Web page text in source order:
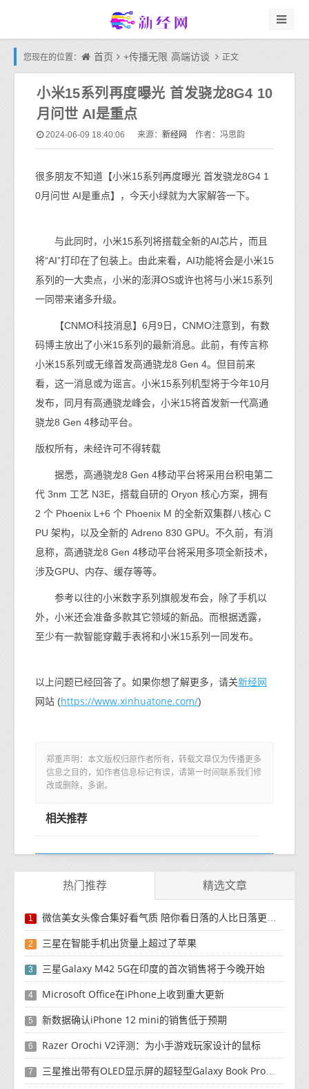
您现在的位置： 首页 +传播无限 高端访谈 正文
小米15系列再度曝光 首发骁龙8G4 10
月问世 AI是重点
2024-06-09 18:40:06 来源： 新经网 作者：冯思韵
很多朋友不知道【小米15系列再度曝光 首发骁龙8G4 1
0月问世 AI是重点】，今天小绿就为大家解答一下。
与此同时，小米15系列将搭载全新的AI芯片，而且
将“AI”打印在了包装上。由此来看，AI功能将会是小米15
系列的一大卖点，小米的澎湃OS或许也将与小米15系列
一同带来诸多升级。
【CNMO科技消息】6月9日，CNMO注意到，有数
码博主放出了小米15系列的最新消息。此前，有传言称
小米15系列或无缘首发高通骁龙8 Gen 4。但目前来
看，这一消息或为谣言。小米15系列机型将于今年10月
发布，同月有高通骁龙峰会，小米15将首发新一代高通
骁龙8 Gen 4移动平台。
版权所有，未经许可不得转载
据悉，高通骁龙8 Gen 4移动平台将采用台积电第二
代 3nm 工艺 N3E，搭载自研的 Oryon 核心方案，拥有
2 个 Phoenix L+6 个 Phoenix M 的全新双集群八核心 C
PU 架构，以及全新的 Adreno 830 GPU。不久前，有消
息称，高通骁龙8 Gen 4移动平台将采用多项全新技术，
涉及GPU、内存、缓存等等。
参考以往的小米数字系列旗舰发布会，除了手机以
外，小米还会准备多款其它领域的新品。而根据透露，
至少有一款智能穿戴手表将和小米15系列一同发布。
以上问题已经回答了。如果你想了解更多，请关新经网
网站 (https://www.xinhuatone.com/)
郑重声明：本文版权归原作者所有，转载文章仅为传播更多
信息之目的，如作者信息标记有误，请第一时间联系我们修
改或删除，多谢。
相关推荐
热门推荐 精选文章
1 微信美女头像合集好看气质 陪你看日落的人比日落更浪漫
2 三星在智能手机出货量上超过了苹果
3 三星Galaxy M42 5G在印度的首次销售将于今晚开始
4 Microsoft Office在iPhone上收到重大更新
5 新数据确认iPhone 12 mini的销售低于预期
6 Razer Orochi V2评测：为小手游戏玩家设计的鼠标
7 三星推出带有OLED显示屏的超轻型Galaxy Book Pro和Galaxy Book Pro 360笔记本电脑